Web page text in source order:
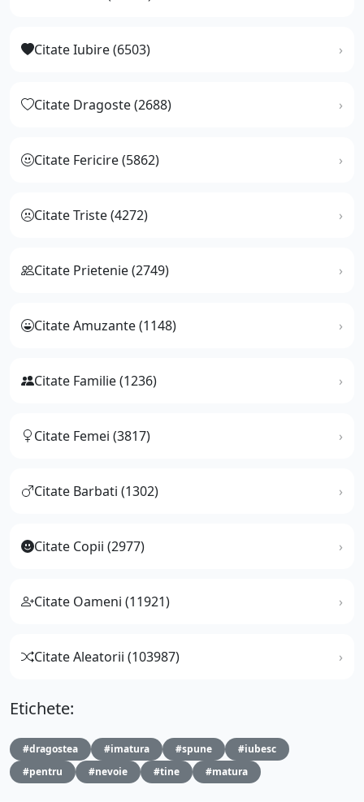
Citate Iubire (6503)
Citate Dragoste (2688)
Citate Fericire (5862)
Citate Triste (4272)
Citate Prietenie (2749)
Citate Amuzante (1148)
Citate Familie (1236)
Citate Femei (3817)
Citate Barbati (1302)
Citate Copii (2977)
Citate Oameni (11921)
Citate Aleatorii (103987)
Etichete:
#dragostea #imatura #spune
#iubesc
#pentru
#nevoie #tine #matura